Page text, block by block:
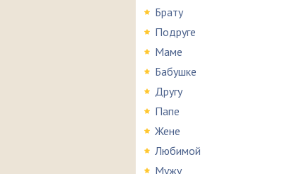
Брату
Подруге
Маме
Бабушке
Другу
Папе
Жене
Любимой
Мужу